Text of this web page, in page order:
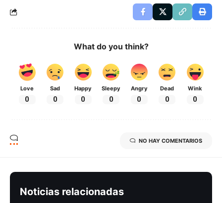
What do you think?
Love
0
Sad
0
Happy
0
Sleepy
0
Angry
0
Dead
0
Wink
0
NO HAY COMENTARIOS
Noticias relacionadas